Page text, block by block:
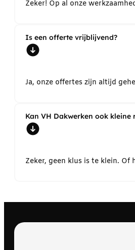
Zeker! Op al onze
Is een offerte vrijblijvend?
Ja, onze offertes zijn altijd
Kan VH Dakwerken ook
Zeker, geen klus is te klein.